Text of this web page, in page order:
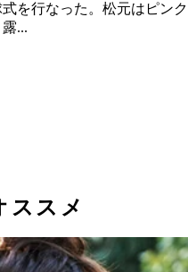
を行なった。松元はピンク
...
ススメ